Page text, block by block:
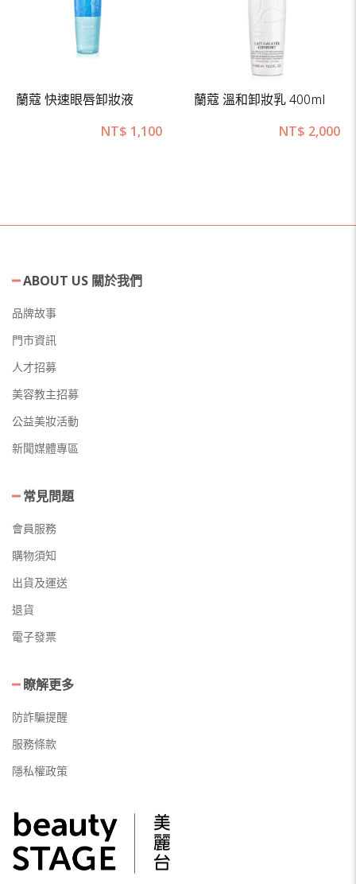
蘭蔻 快速眼唇卸妝液
NT$ 1,100
蘭蔻 溫和卸妝乳 400ml
NT$ 2,000
ABOUT US 關於我們
品牌故事
門市資訊
人才招募
美容教主招募
公益美妝活動
新聞媒體專區
常見問題
會員服務
購物須知
出貨及運送
退貨
電子發票
瞭解更多
防詐騙提醒
服務條款
隱私權政策